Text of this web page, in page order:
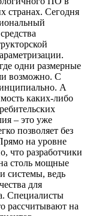
странах. Сегодня
одни размерные
возможно. С
А
каких-либо
– это уже
позволяет без
на уровне
что разработчики
столь мощные
системы, ведь
для
Специалисты
рассчитывают на